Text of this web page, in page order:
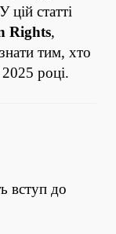
цій статті
Rights,
тим, хто
році.
вступ до